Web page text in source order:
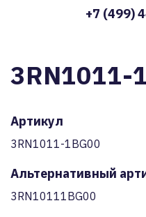
+7 (499)
3RN1011-
Артикул
3RN1011-1BG00
Альтернативный
3RN10111BG00